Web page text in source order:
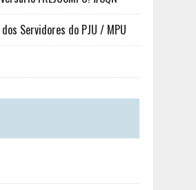
Servidores do PJU / MPU